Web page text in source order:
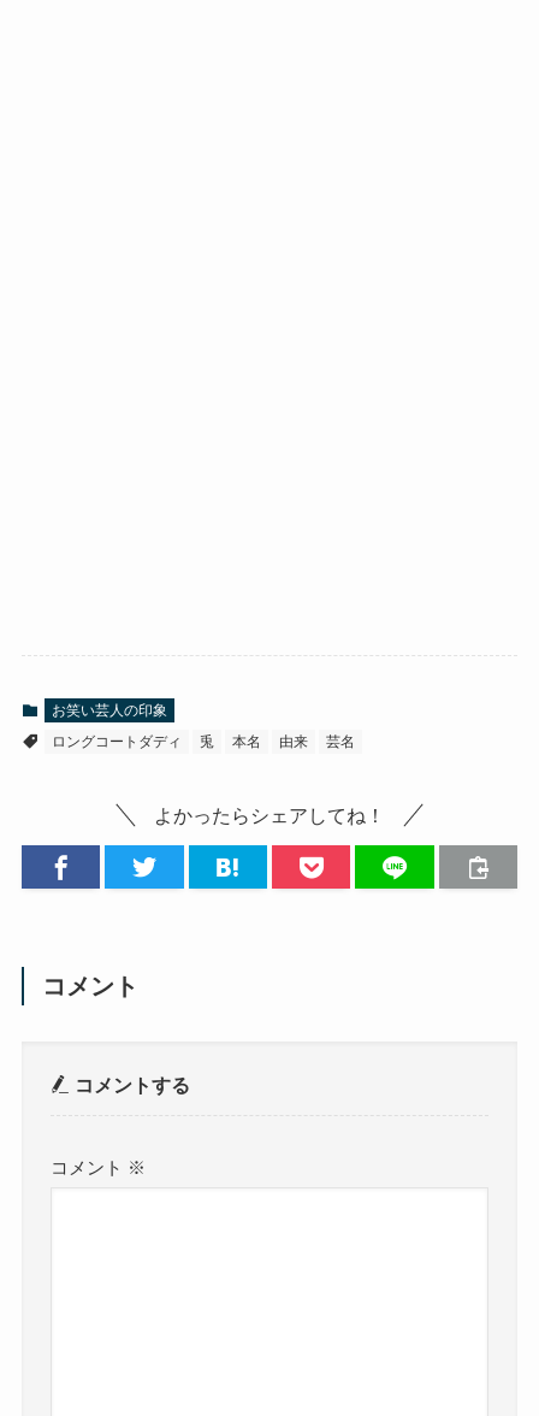
お笑い芸人の印象
ロングコートダディ
兎 本名 由来 芸名
よかったらシェアしてね！
コメント
コメントする
コメント ※